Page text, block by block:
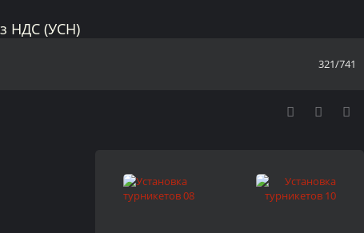
НДС (УСН)
321/741